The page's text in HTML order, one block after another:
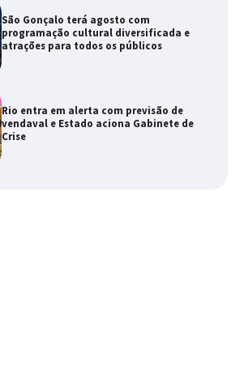
São Gonçalo terá agosto com
programação cultural diversificada e
atrações para todos os públicos
Rio entra em alerta com previsão de
vendaval e Estado aciona Gabinete de
Crise